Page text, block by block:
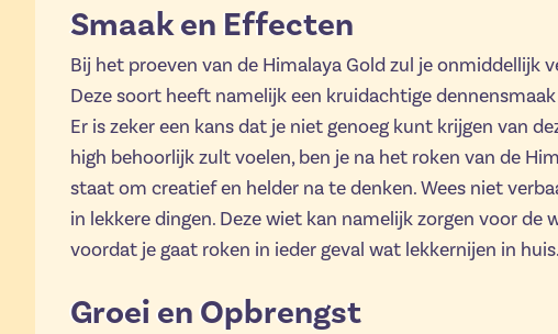
Smaak en Effecten
Bij het proeven van de Himalaya Gold zul je onmiddellijk
Deze soort heeft namelijk een kruidachtige
Er is zeker een kans dat je niet genoeg kunt krijgen van
high behoorlijk zult voelen, ben je na het roken van de
staat om creatief en helder na te denken. Wees niet
in lekkere dingen. Deze wiet kan namelijk zorgen voor de
voordat je gaat roken in ieder geval wat lekkernijen in huis.
Groei en Opbrengst